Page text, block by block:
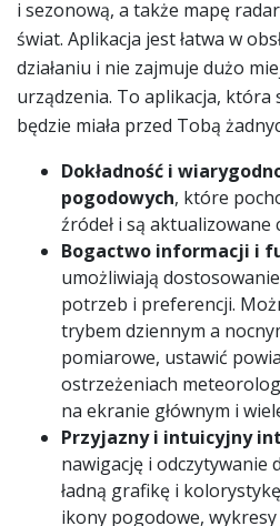
i sezonową, a także mapę
świat. Aplikacja jest łatwa w
działaniu i nie zajmuje dużo
urządzenia. To aplikacja, która
będzie miała przed Tobą
Dokładność i
pogodowych, które
źródeł i są aktualizowane
Bogactwo informacji i
umożliwiają
potrzeb i preferencji.
trybem dziennym a
pomiarowe, ustawić
ostrzeżeniach
na ekranie głównym i
Przyjazny i intuicyjny
nawigację i odczytywanie
ładną grafikę i
ikony pogodowe,